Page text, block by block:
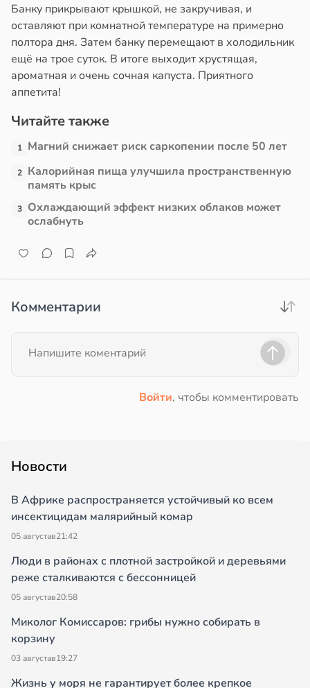
в16:23
Банку прикрывают крышкой, не закручивая, и
оставляют при комнатной температуре на примерно
полтора дня. Затем банку перемещают в холодильник
ещё на трое суток. В итоге выходит хрустящая,
ароматная и очень сочная капуста. Приятного
аппетита!
Читайте также
1 Магний снижает риск саркопении после 50 лет
2 Калорийная пища улучшила пространственную
память крыс
3 Охлаждающий эффект низких облаков может
ослабнуть
Комментарии
Войти, чтобы комментировать
Новости
В Африке распространяется устойчивый ко всем
инсектицидам малярийный комар
05 августав21:42
Люди в районах с плотной застройкой и деревьями
реже сталкиваются с бессонницей
05 августав20:58
Миколог Комиссаров: грибы нужно собирать в
корзину
03 августав19:27
Жизнь у моря не гарантирует более крепкое